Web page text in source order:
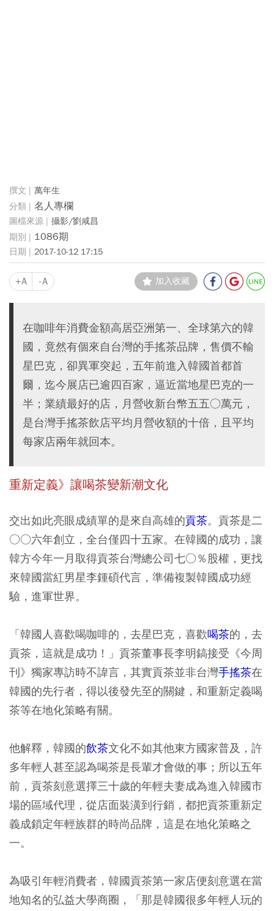
萬年生
名人專欄
攝影/劉咸昌
1086期
2017-10-12 17:15
+A -A 加入收藏
在咖啡年消費金額高居亞洲第一、全球第六的韓
國，竟然有個來自台灣的手搖茶品牌，售價不輸
星巴克，卻異軍突起，五年前進入韓國首都首
爾，迄今展店已逾四百家，逼近當地星巴克的一
半；業績最好的店，月營收新台幣五五○萬元，
是台灣手搖茶飲店平均月營收額的十倍，且平均
每家店兩年就回本。
重新定義》讓喝茶變新潮文化
交出如此亮眼成績單的是來自高雄的貢茶。貢茶是二
○○六年創立，全台僅四十五家。在韓國的成功，讓
韓方今年一月取得貢茶台灣總公司七○％股權，更找
來韓國當紅男星李鍾碩代言，準備複製韓國成功經
驗，進軍世界。
「韓國人喜歡喝咖啡的，去星巴克，喜歡喝茶的，去
貢茶，這就是成功！」貢茶董事長李明鎬接受《今周
刊》獨家專訪時不諱言，其實貢茶並非台灣手搖茶在
韓國的先行者，得以後發先至的關鍵，和重新定義喝
茶等在地化策略有關。
他解釋，韓國的飲茶文化不如其他東方國家普及，許
多年輕人甚至認為喝茶是長輩才會做的事；所以五年
前，貢茶刻意選擇三十歲的年輕夫妻成為進入韓國市
場的區域代理，從店面裝潢到行銷，都把貢茶重新定
義成鎖定年輕族群的時尚品牌，這是在地化策略之
一。
為吸引年輕消費者，韓國貢茶第一家店便刻意選在當
地知名的弘益大學商圈，「那是韓國很多年輕人玩的